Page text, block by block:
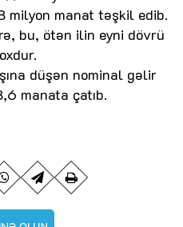
manat təşkil edib.
bu, ötən ilin eyni dövrü
düşən nominal gəlir
manata çatıb.